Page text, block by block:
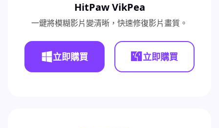
HitPaw VikPea
一鍵將模糊影片變清晰，快速修復影片畫質。
立即購買 立即購買